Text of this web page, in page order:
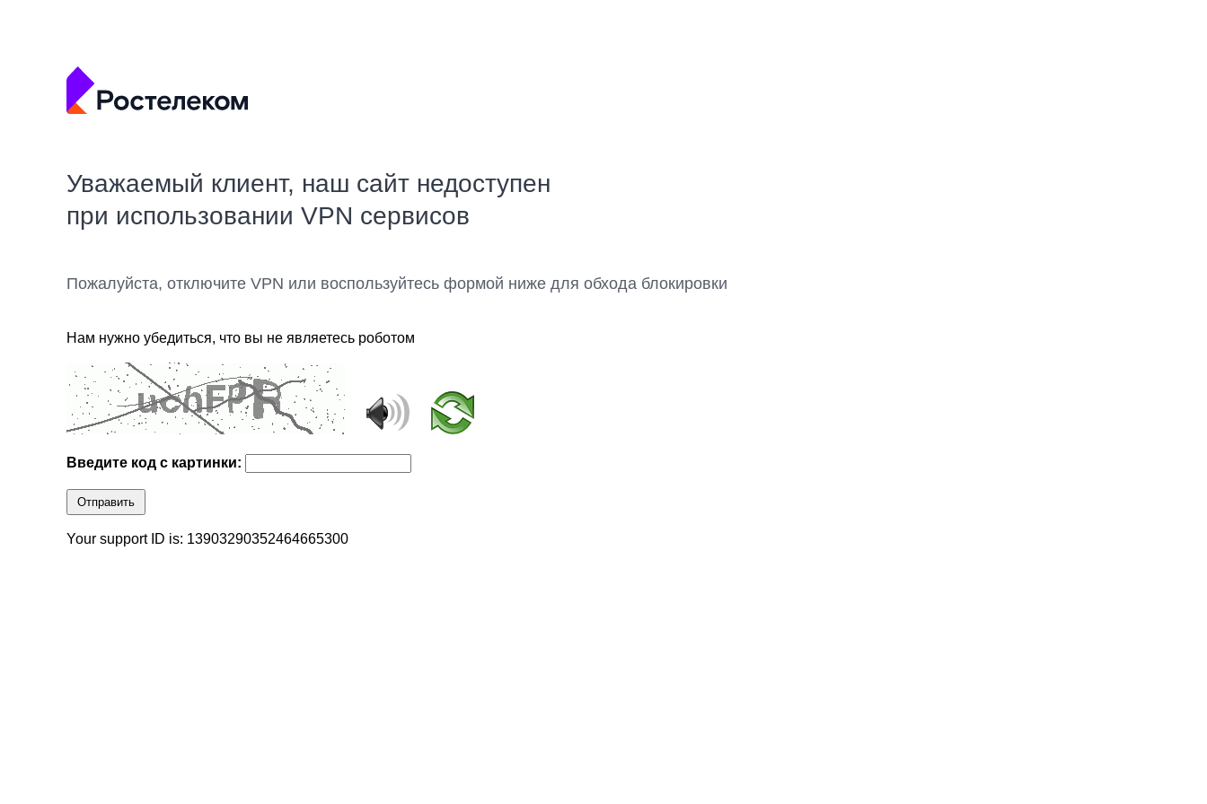
Уважаемый клиент, наш сайт недоступен
при использовании VPN сервисов
Пожалуйста, отключите VPN или воспользуйтесь формой ниже для обхода блокировки
Нам нужно убедиться, что вы не являетесь роботом
Введите код с картинки:
Отправить
Your support ID is: 13903290352464665300